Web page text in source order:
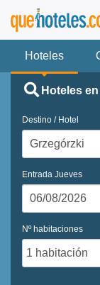
Hoteles
Hoteles
Destino / Hotel
Entrada Jueves
Nº habitaciones